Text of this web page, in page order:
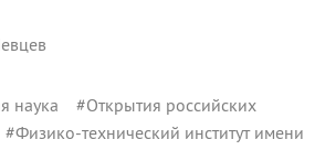
наука #Открытия российских
#Физико-технический институт имени